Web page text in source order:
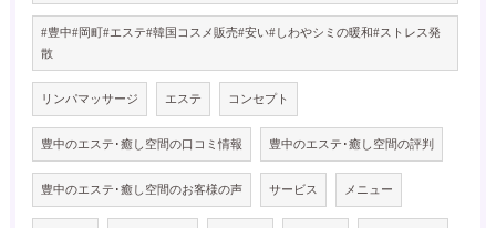
#豊中#岡町#エステ#韓国コスメ販売#安い#しわやシミの暖和#ストレス発
散
リンパマッサージ エステ コンセプト
豊中のエステ･癒し空間の口コミ情報 豊中のエステ･癒し空間の評判
豊中のエステ･癒し空間のお客様の声 サービス メニュー